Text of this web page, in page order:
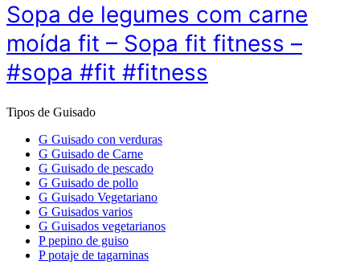
Sopa de legumes com carne
moída fit – Sopa fit fitness –
#sopa #fit #fitness
Tipos de Guisado
G Guisado con verduras
G Guisado de Carne
G Guisado de pescado
G Guisado de pollo
G Guisado Vegetariano
G Guisados varios
G Guisados vegetarianos
P pepino de guiso
P potaje de tagarninas